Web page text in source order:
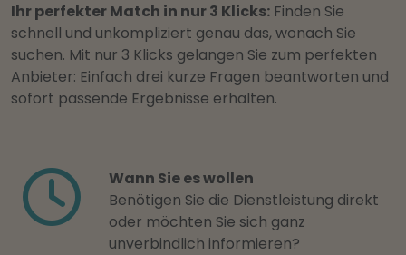
Ihr perfekter Match in nur 3 Klicks: Finden Sie
schnell und unkompliziert genau das, wonach Sie
suchen. Mit nur 3 Klicks gelangen Sie zum perfekten
Anbieter: Einfach drei kurze Fragen beantworten und
sofort passende Ergebnisse erhalten.
Wann Sie es wollen
Benötigen Sie die Dienstleistung direkt
oder möchten Sie sich ganz
unverbindlich informieren?